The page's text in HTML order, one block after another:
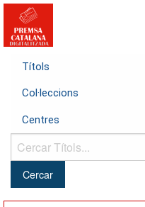
Títols
Col·leccions
Centres
Cercar
Títols...